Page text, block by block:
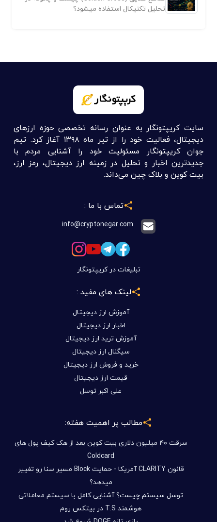
تحلیل تکنیکال استفاده میشود؟
سایت کریپتونگار به عنوان رسانه تخصصی حوزه ارزهای
دیجیتال، فعالیت خود را از تیر ماه ۱۳۹۸ آغاز کرد. تیم
جوان کریپتونگار مسئولیت خود را آشنایی مردم با
جدیدترین اخبار و تحلیل در زمینه ارز دیجیتال، رمز ارز،
بیت کوین و بلاک چین می‌داند.
تماس با ما :
info@cryptonegar.com
تبلیغات در کریپتونگار
لینک های مفید :
آموزش ارز دیجیتال
اخبار ارز دیجیتال
آموزش ترید ارز دیجیتال
سیگنال ارز دیجیتال
خرید و فروش ارز دیجیتال
قیمت ارز دیجیتال
علی اکبر توسل
مطالب پر اهمیت هفته:
سرقت ۴۰ میلیون دلاری بیت کوین بعد از هک کیف پول های
Coldcard
قانون CLARITY آمریکا - حمایت Block مسیر سنا رو تغییر
میدهد؟
توسل سیستم چیست؟ آشنایی کامل با سیستم معاملاتی
هوشمند T.S در بیتکس روم